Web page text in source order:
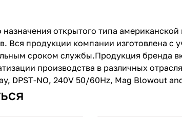
назначения открытого типа
Вся продукции компании изготовлена с
сроком службы.Продукция бренда
производства в различных
DPST-NO, 240V 50/60Hz, Mag Blowout